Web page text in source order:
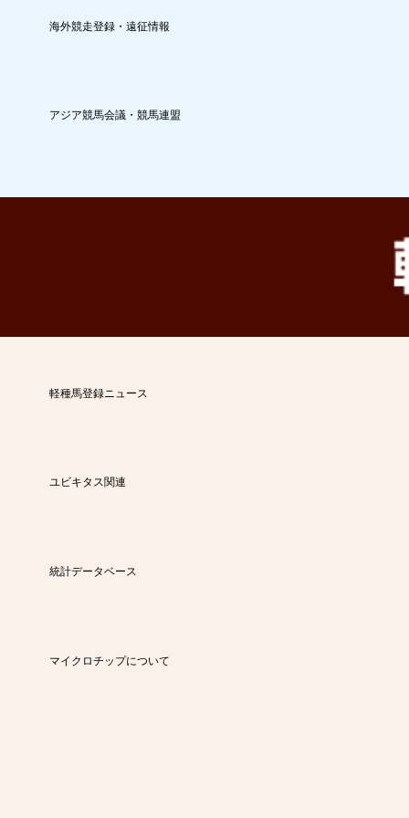
海外競走登録・遠征情報
アジア競馬会議・競馬連盟
軽種馬登録ニュース
ユビキタス関連
統計データベース
マイクロチップについて